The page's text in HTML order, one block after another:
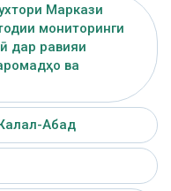
Маркази
мониторинги
дар равияи
ва
Абад